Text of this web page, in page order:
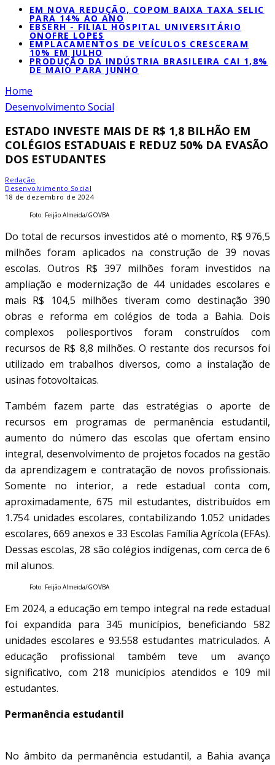
EM NOVA REDUÇÃO, COPOM BAIXA TAXA SELIC
PARA 14% AO ANO
EBSERH - FILIAL HOSPITAL UNIVERSITÁRIO
ONOFRE LOPES
EMPLACAMENTOS DE VEÍCULOS CRESCERAM
10% EM JULHO
PRODUÇÃO DA INDÚSTRIA BRASILEIRA CAI 1,8%
DE MAIO PARA JUNHO
Home
Desenvolvimento Social
ESTADO INVESTE MAIS DE R$ 1,8 BILHÃO EM
COLÉGIOS ESTADUAIS E REDUZ 50% DA EVASÃO
DOS ESTUDANTES
Redação
Desenvolvimento Social
18 de dezembro de 2024
Foto: Feijão Almeida/GOVBA
Do total de recursos investidos até o momento, R$ 976,5
milhões foram aplicados na construção de 39 novas
escolas. Outros R$ 397 milhões foram investidos na
ampliação e modernização de 44 unidades escolares e
mais R$ 104,5 milhões tiveram como destinação 390
obras e reforma em colégios de toda a Bahia. Dois
complexos poliesportivos foram construídos com
recursos de R$ 8,8 milhões. O restante dos recursos foi
utilizado em trabalhos diversos, como a instalação de
usinas fotovoltaicas.
Também fazem parte das estratégias o aporte de
recursos em programas de permanência estudantil,
aumento do número das escolas que ofertam ensino
integral, desenvolvimento de projetos focados na gestão
da aprendizagem e contratação de novos profissionais.
Somente no interior, a rede estadual conta com,
aproximadamente, 675 mil estudantes, distribuídos em
1.754 unidades escolares, contabilizando 1.052 unidades
escolares, 669 anexos e 33 Escolas Família Agrícola (EFAs).
Dessas escolas, 28 são colégios indígenas, com cerca de 6
mil alunos.
Foto: Feijão Almeida/GOVBA
Em 2024, a educação em tempo integral na rede estadual
foi expandida para 345 municípios, beneficiando 582
unidades escolares e 93.558 estudantes matriculados. A
educação profissional também teve um avanço
significativo, com 218 municípios atendidos e 109 mil
estudantes.
Permanência estudantil
No âmbito da permanência estudantil, a Bahia avança